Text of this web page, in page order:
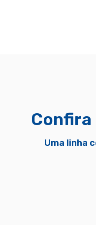
Uma linha